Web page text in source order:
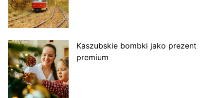
Kaszubskie bombki jako prezent
premium